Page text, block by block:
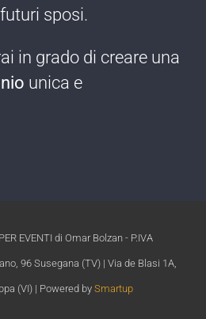
sposi.
in grado di creare una
unica e
EVENTI di Omar Bolzan - P.IVA
96 Susegana (TV) | Via de Blasi 1A,
(VI) | Powered by Smartup